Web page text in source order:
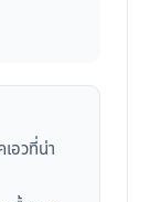
อวที่น่า